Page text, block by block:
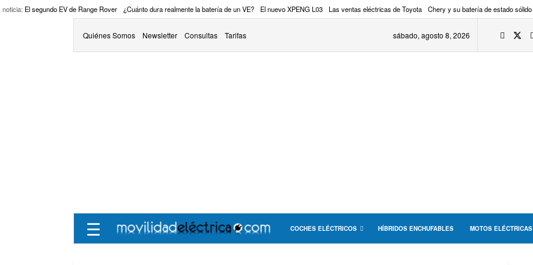
noticia: El segundo EV de Range Rover ¿Cuánto dura realmente la batería de un VE? El nuevo XPENG L03 Las ventas eléctricas de Toyota Chery y su batería de estado sólido
Quiénes Somos Newsletter Consultas Tarifas sábado, agosto 8, 2026
☰ COCHES ELÉCTRICOS HÍBRIDOS ENCHUFABLES MOTOS ELÉCTRICAS